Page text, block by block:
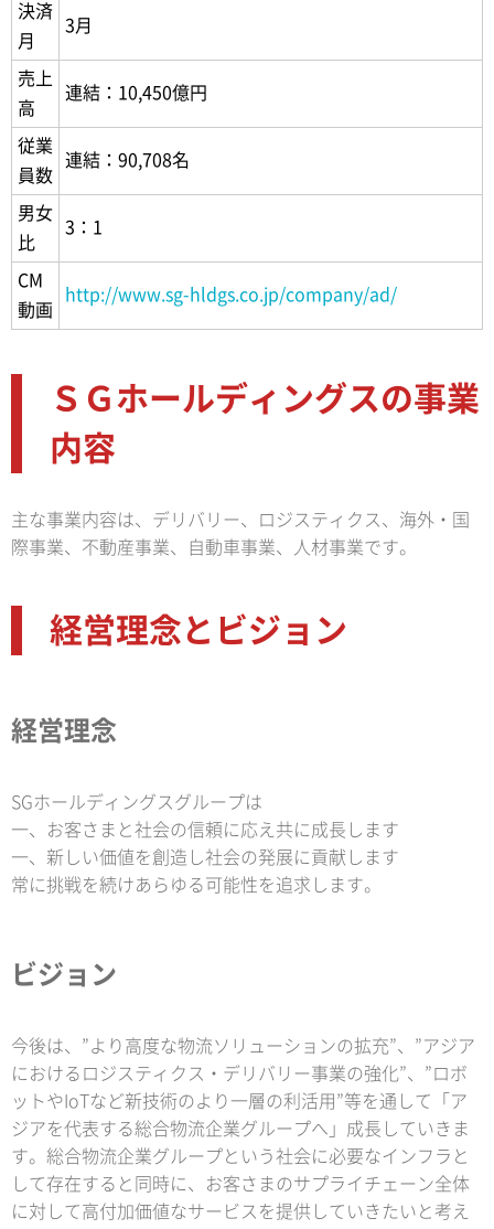
決済
月
3月
売上
高
連結：10,450億円
従業
員数
連結：90,708名
男女
比
3：1
CM
動画
http://www.sg-hldgs.co.jp/company/ad/
ＳＧホールディングスの事業
内容
主な事業内容は、デリバリー、ロジスティクス、海外・国
際事業、不動産事業、自動車事業、人材事業です。
経営理念とビジョン
経営理念
SGホールディングスグループは
一、お客さまと社会の信頼に応え共に成長します
一、新しい価値を創造し社会の発展に貢献します
常に挑戦を続けあらゆる可能性を追求します。
ビジョン
今後は、”より高度な物流ソリューションの拡充”、”アジア
におけるロジスティクス・デリバリー事業の強化”、”ロボ
ットやIoTなど新技術のより一層の利活用”等を通して「ア
ジアを代表する総合物流企業グループへ」成長していきま
す。総合物流企業グループという社会に必要なインフラと
して存在すると同時に、お客さまのサプライチェーン全体
に対して高付加価値なサービスを提供していきたいと考え